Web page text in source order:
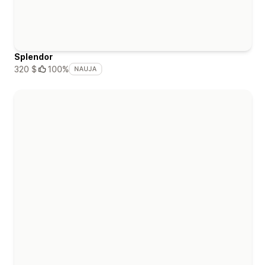
Splendor
320 $
100% NAUJA